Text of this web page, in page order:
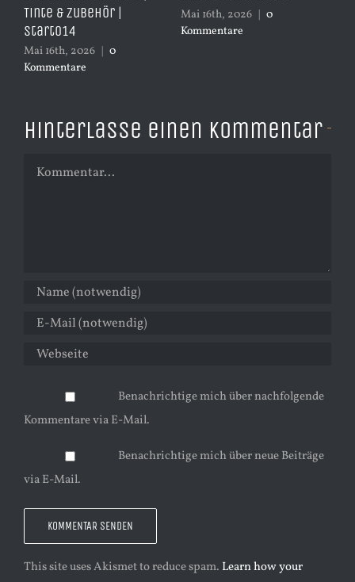
Tinte & Zubehör |
Start014
Mai 16th, 2026 | 0
Kommentare
Mai 16th, 2026 | 0
Kommentare
Hinterlasse einen Kommentar
Kommentar
Benachrichtige mich über nachfolgende
Kommentare via E-Mail.
Benachrichtige mich über neue Beiträge
via E-Mail.
This site uses Akismet to reduce spam. Learn how your